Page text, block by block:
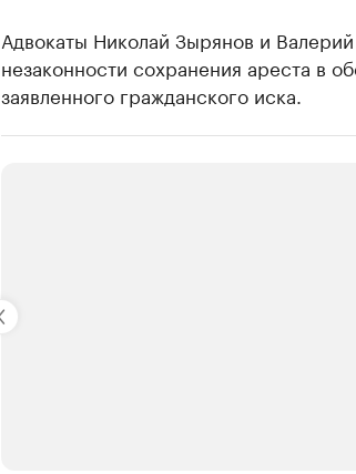
Адвокаты Николай Зырянов и
незаконности сохранения ареста в
заявленного гражданского иска.